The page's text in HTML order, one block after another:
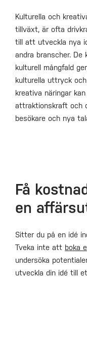
Kulturella och
tillväxt, är ofta
till att utveckla nya
andra branscher.
kulturell mångfald
kulturella uttryck
kreativa näringar
attraktionskraft och
besökare och nya
Få
en
Sitter du på en idé
Tveka inte att boka
undersöka
utveckla din idé till